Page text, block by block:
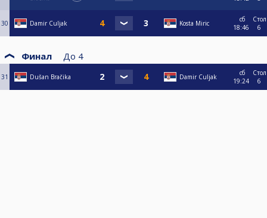
30 Damir Culjak Kosta Miric
сб
18:46
Стол
6
Финал До 4
31 Dušan Bračika Damir Culjak
сб
19:24
Стол
6